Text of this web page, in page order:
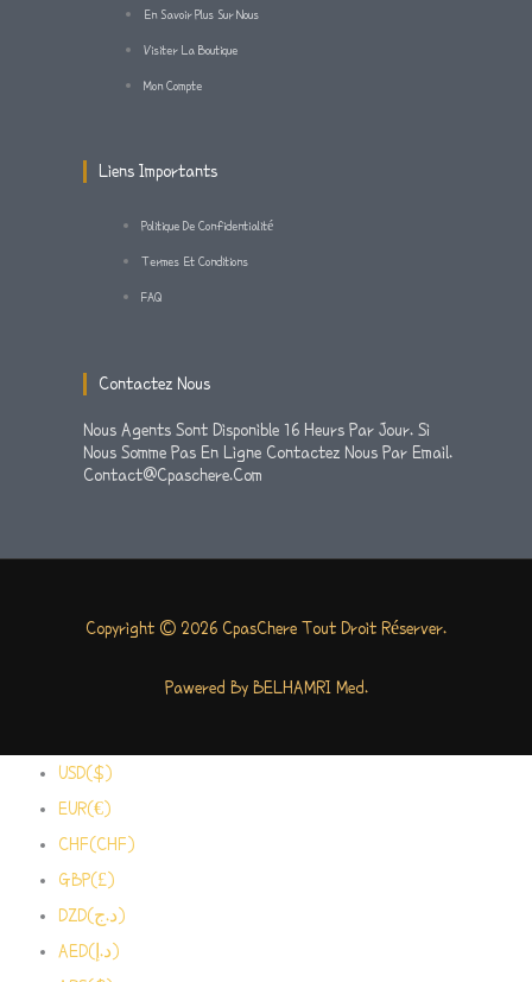
R
A
M
En Savoir Plus Sur Nous
Visiter La Boutique
Mon Compte
Liens Importants
Politique De Confidentialité
Termes Et Conditions
FAQ
Contactez Nous
Nous Agents Sont Disponible 16 Heurs Par Jour. Si
Nous Somme Pas En Ligne Contactez Nous Par Email.
Contact@cpaschere.com
Copyright © 2026 CpasChere Tout Droit Réserver.
Pawered By BELHAMRI Med.
USD($)
EUR(€)
CHF(CHF)
GBP(£)
DZD(د.ج)
AED(د.إ)